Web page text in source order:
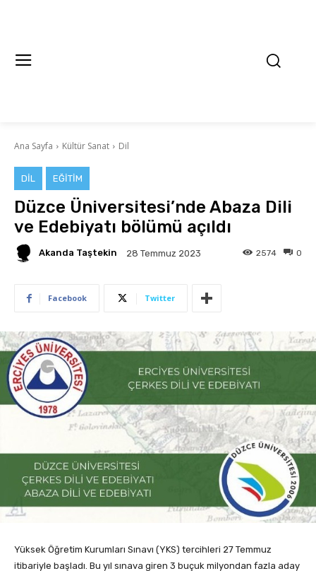
Ana Sayfa Kültür Sanat Dil
DIL EĞITIM
Düzce Üniversitesi’nde Abaza Dili
ve Edebiyatı bölümü açıldı
Akanda Taştekin 28 Temmuz 2023 0
2574
Facebook Twitter
Yüksek Öğretim Kurumları Sınavı (YKS) tercihleri 27 Temmuz
itibariyle başladı. Bu yıl sınava giren 3 buçuk milyondan fazla aday